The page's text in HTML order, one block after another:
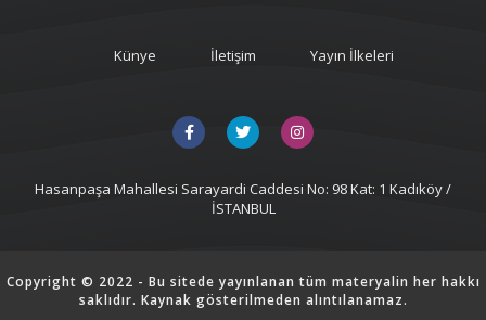
Künye İletişim Yayın İlkeleri
Hasanpaşa Mahallesi Sarayardi Caddesi No: 98 Kat: 1 Kadıköy /
İSTANBUL
Copyright © 2022 - Bu sitede yayınlanan tüm materyalin her hakkı
saklıdır. Kaynak gösterilmeden alıntılanamaz.